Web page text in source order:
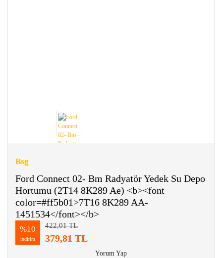
Bsg
Ford Connect 02- Bm Radyatör Yedek Su Depo
Hortumu (2T14 8K289 Ae) <b><font
color=#ff5b01>7T16 8K289 AA-
1451534</font></b>
%10
indirim
422,01 TL
379,81 TL
Yorum Yap